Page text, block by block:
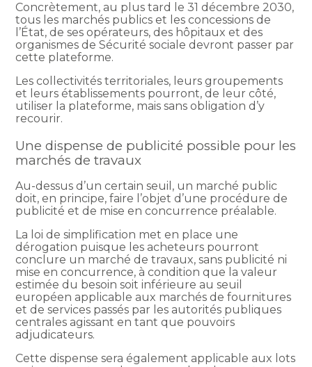
Concrètement, au plus tard le 31 décembre 2030,
tous les marchés publics et les concessions de
l’État, de ses opérateurs, des hôpitaux et des
organismes de Sécurité sociale devront passer par
cette plateforme.
Les collectivités territoriales, leurs groupements
et leurs établissements pourront, de leur côté,
utiliser la plateforme, mais sans obligation d’y
recourir.
Une dispense de publicité possible pour les
marchés de travaux
Au-dessus d’un certain seuil, un marché public
doit, en principe, faire l’objet d’une procédure de
publicité et de mise en concurrence préalable.
La loi de simplification met en place une
dérogation puisque les acheteurs pourront
conclure un marché de travaux, sans publicité ni
mise en concurrence, à condition que la valeur
estimée du besoin soit inférieure au seuil
européen applicable aux marchés de fournitures
et de services passés par les autorités publiques
centrales agissant en tant que pouvoirs
adjudicateurs.
Cette dispense sera également applicable aux lots